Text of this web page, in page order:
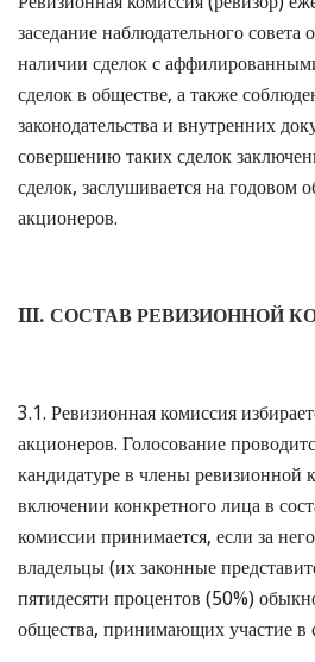
заседание наблюдательного совета
наличии сделок с
сделок в обществе, а также
законодательства и внутренних
совершению таких сделок
сделок, заслушивается на годовом
акционеров.
III. СОСТАВ РЕВИЗИОННОЙ
3.1. Ревизионная комиссия
акционеров. Голосование
кандидатуре в члены ревизионной
включении конкретного лица в
комиссии принимается, если за
владельцы (их законные
пятидесяти процентов (50%)
общества, принимающих участие в